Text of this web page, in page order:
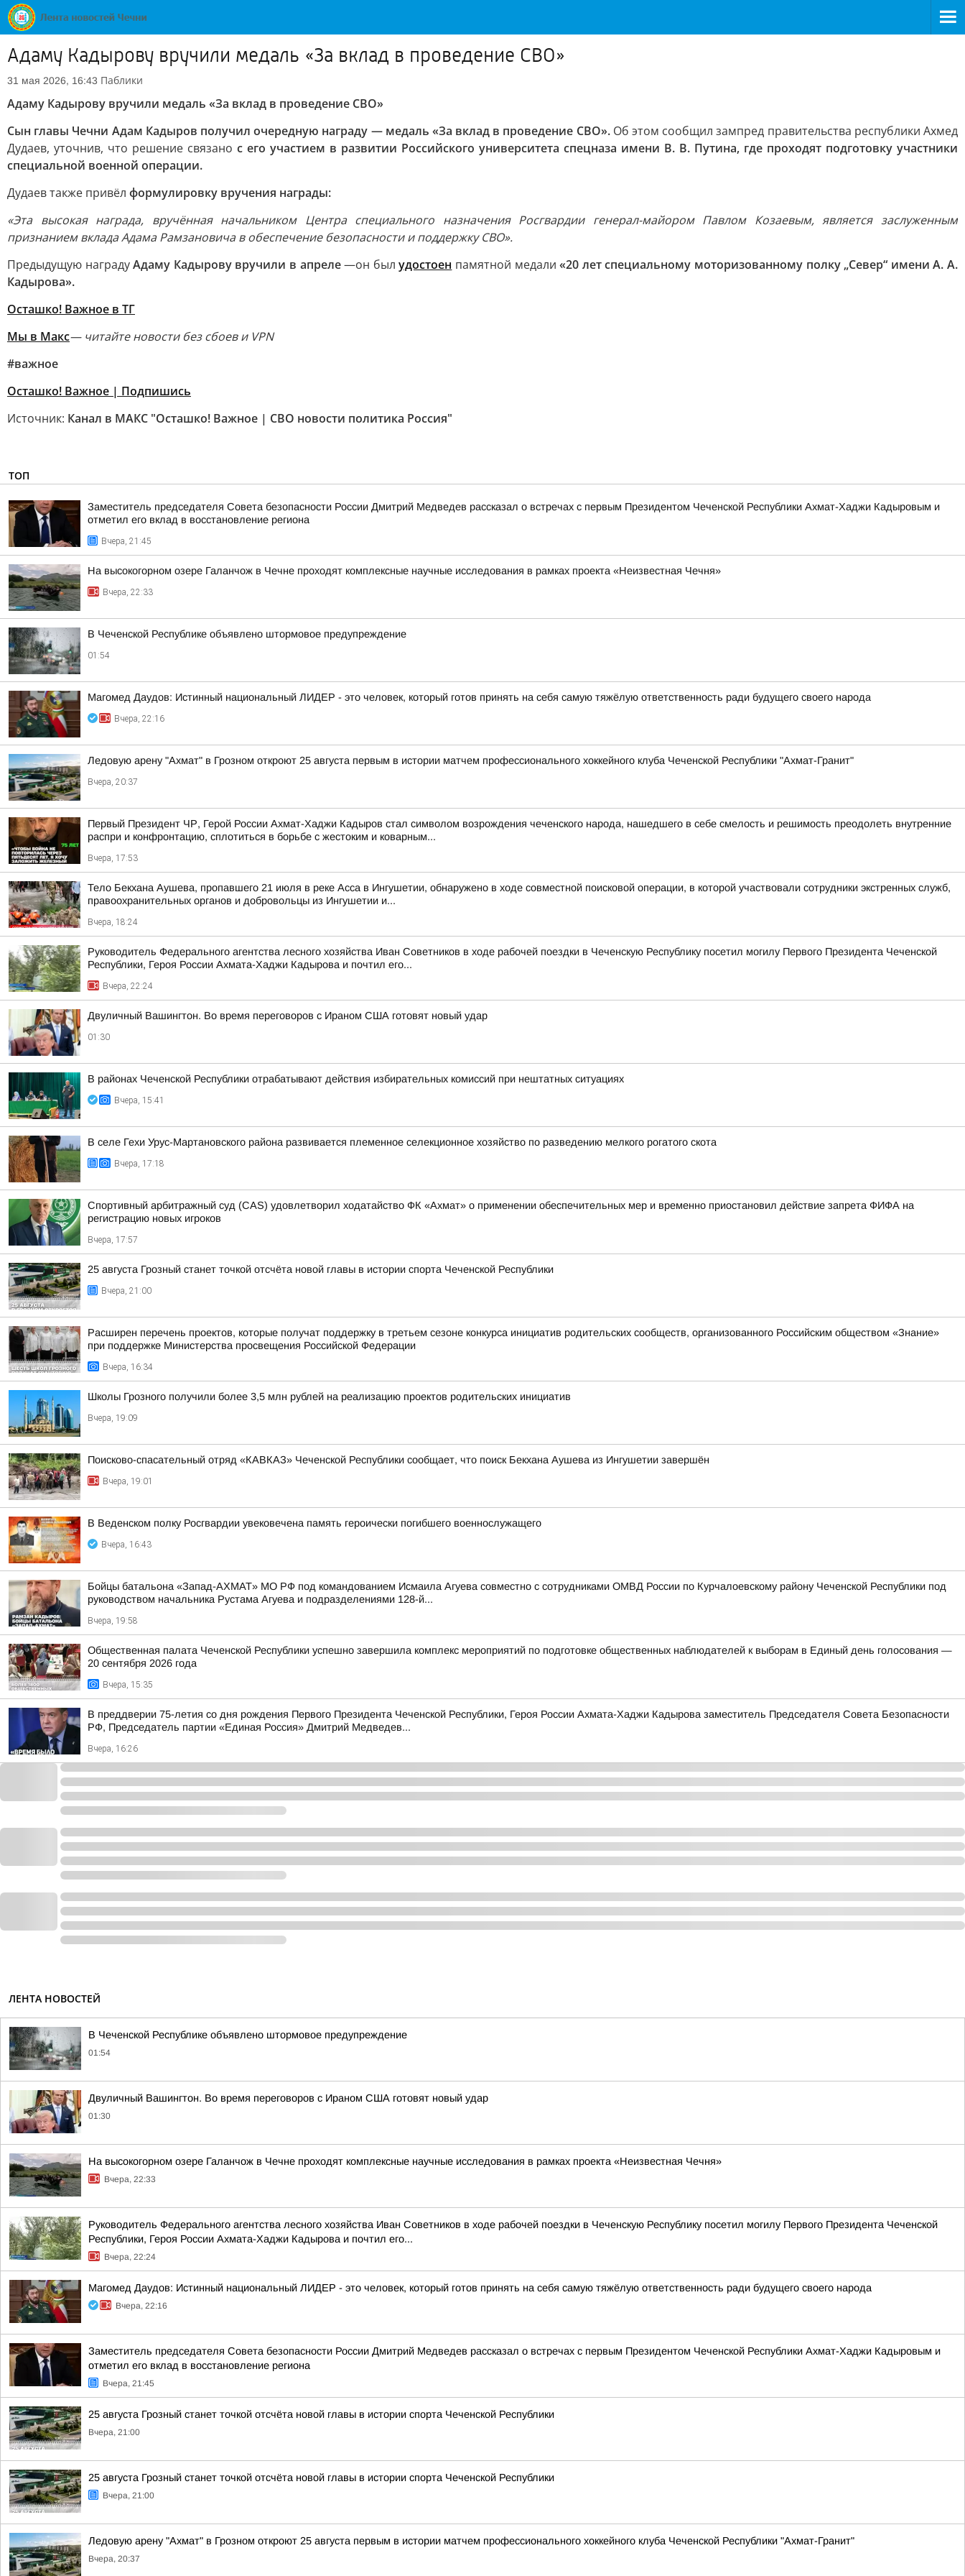
Адаму Кадырову вручили медаль «За вклад в проведение СВО»
31 мая 2026, 16:43 Паблики
Адаму Кадырову вручили медаль «За вклад в проведение СВО»
Сын главы Чечни Адам Кадыров получил очередную награду — медаль «За вклад в проведение СВО».Об этом сообщил зампред правительства республики Ахмед
Дудаев, уточнив, что решение связано с его участием в развитии Российского университета спецназа имени В. В. Путина, где проходят подготовку участники
специальной военной операции.
Дудаев также привёл формулировку вручения награды:
«Эта высокая награда, вручённая начальником Центра специального назначения Росгвардии генерал-майором Павлом Козаевым, является заслуженным
признанием вклада Адама Рамзановича в обеспечение безопасности и поддержку СВО».
Предыдущую наградуАдаму Кадырову вручили в апреле—он былудостоен памятной медали«20 лет специальному моторизованному полку „Север“ имени А. А.
Кадырова».
Осташко! Важное в ТГ
Мы в Макс— читайте новости без сбоев и VPN
#важное
Осташко! Важное | Подпишись
Источник: Канал в МАКС "Осташко! Важное | СВО новости политика Россия"
ТОП
Заместитель председателя Совета безопасности России Дмитрий Медведев рассказал о встречах с первым Президентом Чеченской Республики Ахмат-Хаджи Кадыровым и
отметил его вклад в восстановление региона
Вчера, 21:45
На высокогорном озере Галанчож в Чечне проходят комплексные научные исследования в рамках проекта «Неизвестная Чечня»
Вчера, 22:33
В Чеченской Республике объявлено штормовое предупреждение
01:54
Магомед Даудов: Истинный национальный ЛИДЕР - это человек, который готов принять на себя самую тяжёлую ответственность ради будущего своего народа
Вчера, 22:16
Ледовую арену "Ахмат" в Грозном откроют 25 августа первым в истории матчем профессионального хоккейного клуба Чеченской Республики "Ахмат-Гранит"
Вчера, 20:37
Первый Президент ЧР, Герой России Ахмат-Хаджи Кадыров стал символом возрождения чеченского народа, нашедшего в себе смелость и решимость преодолеть внутренние
распри и конфронтацию, сплотиться в борьбе с жестоким и коварным...
Вчера, 17:53
Тело Бекхана Аушева, пропавшего 21 июля в реке Асса в Ингушетии, обнаружено в ходе совместной поисковой операции, в которой участвовали сотрудники экстренных служб,
правоохранительных органов и добровольцы из Ингушетии и...
Вчера, 18:24
Руководитель Федерального агентства лесного хозяйства Иван Советников в ходе рабочей поездки в Чеченскую Республику посетил могилу Первого Президента Чеченской
Республики, Героя России Ахмата-Хаджи Кадырова и почтил его...
Вчера, 22:24
Двуличный Вашингтон. Во время переговоров с Ираном США готовят новый удар
01:30
В районах Чеченской Республики отрабатывают действия избирательных комиссий при нештатных ситуациях
Вчера, 15:41
В селе Гехи Урус-Мартановского района развивается племенное селекционное хозяйство по разведению мелкого рогатого скота
Вчера, 17:18
Спортивный арбитражный суд (CAS) удовлетворил ходатайство ФК «Ахмат» о применении обеспечительных мер и временно приостановил действие запрета ФИФА на
регистрацию новых игроков
Вчера, 17:57
25 августа Грозный станет точкой отсчёта новой главы в истории спорта Чеченской Республики
Вчера, 21:00
Расширен перечень проектов, которые получат поддержку в третьем сезоне конкурса инициатив родительских сообществ, организованного Российским обществом «Знание»
при поддержке Министерства просвещения Российской Федерации
Вчера, 16:34
Школы Грозного получили более 3,5 млн рублей на реализацию проектов родительских инициатив
Вчера, 19:09
Поисково-спасательный отряд «КАВКАЗ» Чеченской Республики сообщает, что поиск Бекхана Аушева из Ингушетии завершён
Вчера, 19:01
В Веденском полку Росгвардии увековечена память героически погибшего военнослужащего
Вчера, 16:43
Бойцы батальона «Запад-АХМАТ» МО РФ под командованием Исмаила Агуева совместно с сотрудниками ОМВД России по Курчалоевскому району Чеченской Республики под
руководством начальника Рустама Агуева и подразделениями 128-й...
Вчера, 19:58
Общественная палата Чеченской Республики успешно завершила комплекс мероприятий по подготовке общественных наблюдателей к выборам в Единый день голосования —
20 сентября 2026 года
Вчера, 15:35
В преддверии 75-летия со дня рождения Первого Президента Чеченской Республики, Героя России Ахмата-Хаджи Кадырова заместитель Председателя Совета Безопасности
РФ, Председатель партии «Единая Россия» Дмитрий Медведев...
Вчера, 16:26
ЛЕНТА НОВОСТЕЙ
В Чеченской Республике объявлено штормовое предупреждение
01:54
Двуличный Вашингтон. Во время переговоров с Ираном США готовят новый удар
01:30
На высокогорном озере Галанчож в Чечне проходят комплексные научные исследования в рамках проекта «Неизвестная Чечня»
Вчера, 22:33
Руководитель Федерального агентства лесного хозяйства Иван Советников в ходе рабочей поездки в Чеченскую Республику посетил могилу Первого Президента Чеченской
Республики, Героя России Ахмата-Хаджи Кадырова и почтил его...
Вчера, 22:24
Магомед Даудов: Истинный национальный ЛИДЕР - это человек, который готов принять на себя самую тяжёлую ответственность ради будущего своего народа
Вчера, 22:16
Заместитель председателя Совета безопасности России Дмитрий Медведев рассказал о встречах с первым Президентом Чеченской Республики Ахмат-Хаджи Кадыровым и
отметил его вклад в восстановление региона
Вчера, 21:45
25 августа Грозный станет точкой отсчёта новой главы в истории спорта Чеченской Республики
Вчера, 21:00
25 августа Грозный станет точкой отсчёта новой главы в истории спорта Чеченской Республики
Вчера, 21:00
Ледовую арену "Ахмат" в Грозном откроют 25 августа первым в истории матчем профессионального хоккейного клуба Чеченской Республики "Ахмат-Гранит"
Вчера, 20:37